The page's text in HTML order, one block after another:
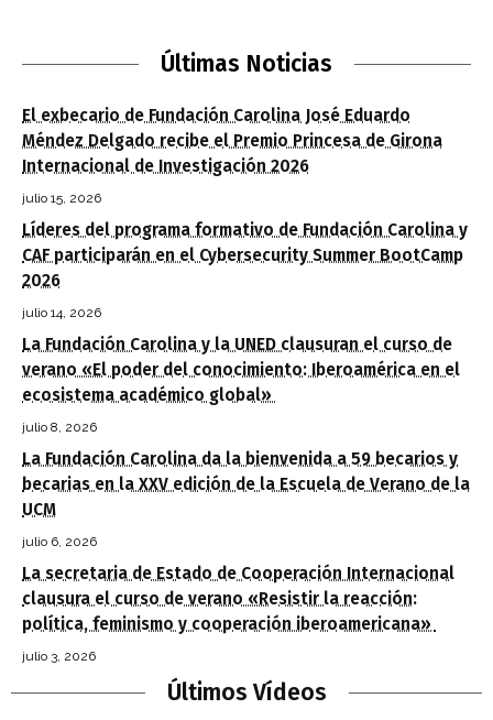
Últimas Noticias
El exbecario de Fundación Carolina José Eduardo
Méndez Delgado recibe el Premio Princesa de Girona
Internacional de Investigación 2026
julio 15, 2026
Líderes del programa formativo de Fundación Carolina y
CAF participarán en el Cybersecurity Summer BootCamp
2026
julio 14, 2026
La Fundación Carolina y la UNED clausuran el curso de
verano «El poder del conocimiento: Iberoamérica en el
ecosistema académico global»
julio 8, 2026
La Fundación Carolina da la bienvenida a 59 becarios y
becarias en la XXV edición de la Escuela de Verano de la
UCM
julio 6, 2026
La secretaria de Estado de Cooperación Internacional
clausura el curso de verano «Resistir la reacción:
política, feminismo y cooperación iberoamericana»
julio 3, 2026
Últimos Vídeos